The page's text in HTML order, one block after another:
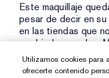
Este maquillaje
pesar de decir en su
en las tiendas que
cambiado y mucho,.
gastarme lo que
que no puedo
Utilizamos cookies para
ofrecerte contenido